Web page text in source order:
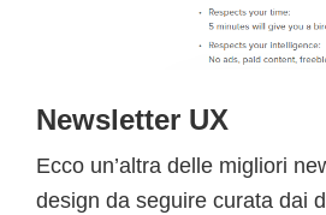
Newsletter UX
Ecco un’altra delle migliori
design da seguire curata dai